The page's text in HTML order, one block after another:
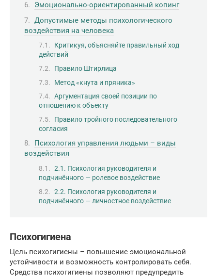
Эмоционально-ориентированный копинг
Допустимые методы психологического
воздействия на человека
Критикуя, объясняйте правильный ход
действий
Правило Штирлица
Метод «кнута и пряника»
Аргументация своей позиции по
отношению к объекту
Правило тройного последовательного
согласия
Психология управления людьми – виды
воздействия
2.1. Психология руководителя и
подчинённого — ролевое воздействие
2.2. Психология руководителя и
подчинённого — личностное воздействие
Психогигиена
Цель психогигиены – повышение эмоциональной
устойчивости и возможность контролировать себя.
Средства психогигиены позволяют предупредить